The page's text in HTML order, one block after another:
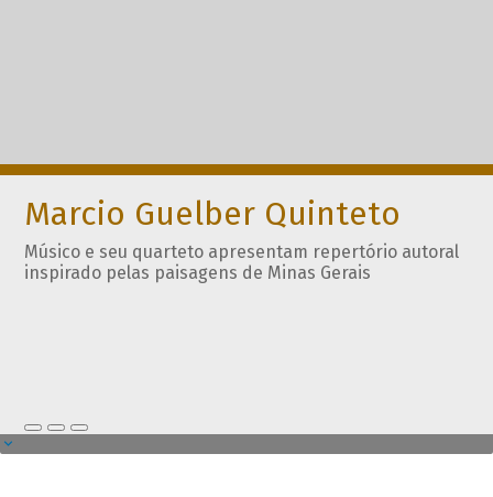
Marcio Guelber Quinteto
Músico e seu quarteto apresentam repertório autoral
inspirado pelas paisagens de Minas Gerais